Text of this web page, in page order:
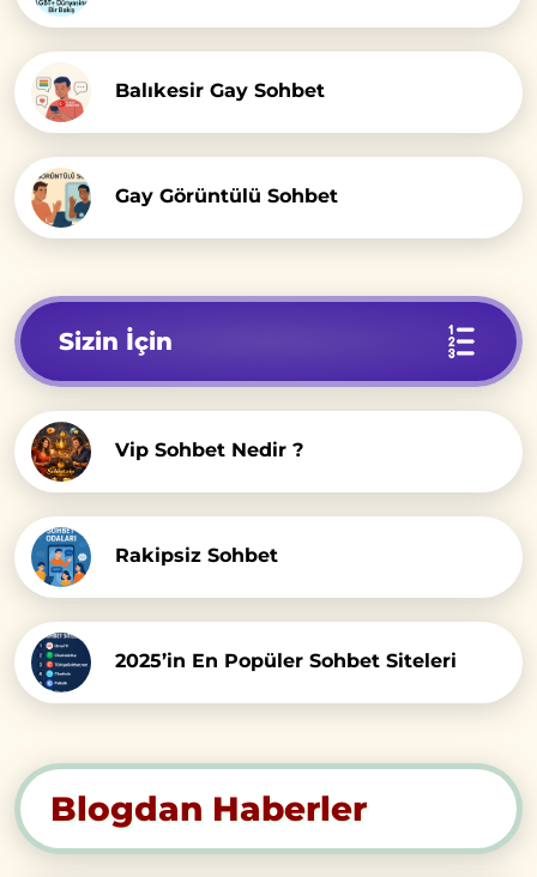
Balıkesir Gay Sohbet
Gay Görüntülü Sohbet
Sizin İçin
Vip Sohbet Nedir ?
Rakipsiz Sohbet
2025’in En Popüler Sohbet Siteleri
Blogdan Haberler